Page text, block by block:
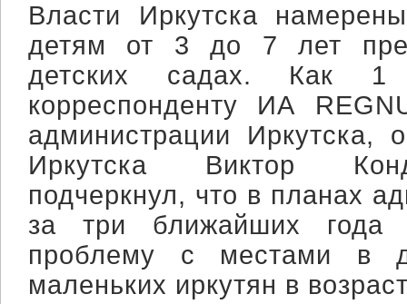
Власти Иркутска
детям от 3 до 7 лет
детских садах. Как 1
корреспонденту ИА
администрации Иркутска,
Иркутска Виктор
подчеркнул, что в планах
за три ближайших года
проблему с местами в
маленьких иркутян в